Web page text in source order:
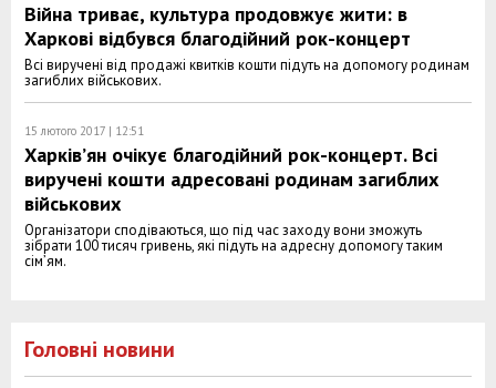
Війна триває, культура продовжує жити: в
Харкові відбувся благодійний рок-концерт
Всі виручені від продажі квитків кошти підуть на допомогу родинам
загиблих військових.
15 лютого 2017 | 12:51
Харків’ян очікує благодійний рок-концерт. Всі
виручені кошти адресовані родинам загиблих
військових
Організатори сподіваються, що під час заходу вони зможуть
зібрати 100 тисяч гривень, які підуть на адресну допомогу таким
сім’ям.
Головні новини